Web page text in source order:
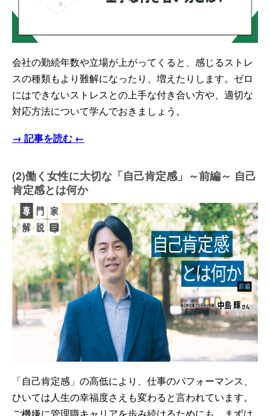
会社の勤続年数や立場が上がってくると、感じるストレ
スの種類もより難解になったり、増えたりします。ゼロ
にはできないストレスとの上手な付き合い方や、適切な
対応方法について学んでおきましょう。
→ 記事を読む ←
(2)働く女性に大切な「自己肯定感」～前編～ 自己
肯定感とは何か
「自己肯定感」の高低により、仕事のパフォーマンス、
ひいては人生の幸福度さえも変わると言われています。
ご機嫌に管理職キャリアを歩み続けるためにも、まずは